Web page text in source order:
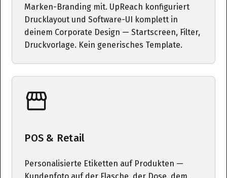
Marken-Branding mit. UpReach konfiguriert
Drucklayout und Software-UI komplett in
deinem Corporate Design — Startscreen, Filter,
Druckvorlage. Kein generisches Template.
POS & Retail
Personalisierte Etiketten auf Produkten —